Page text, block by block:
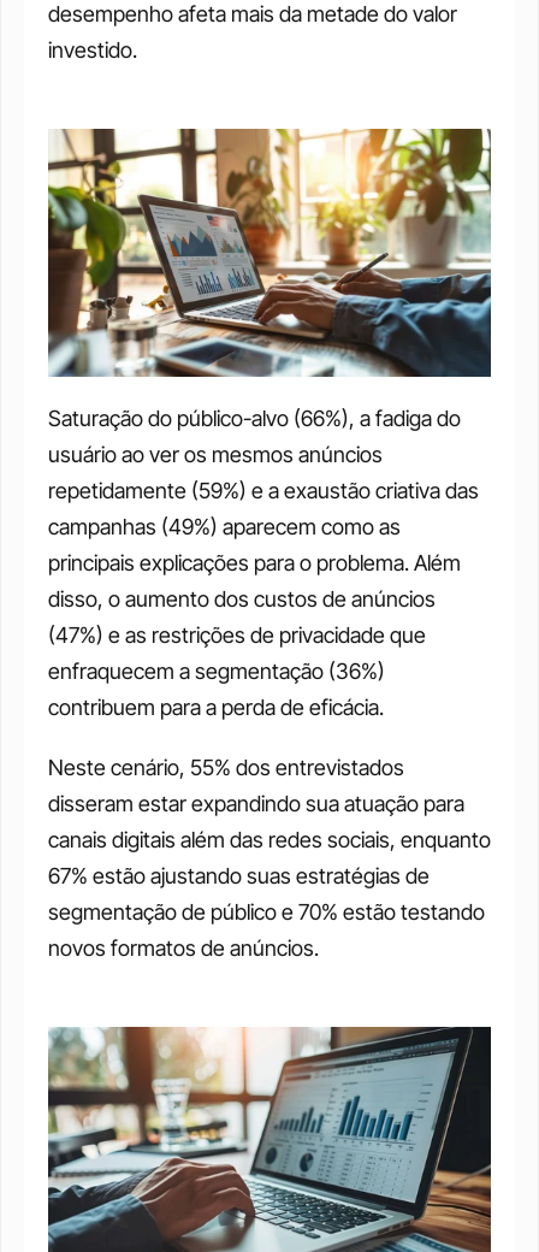
desempenho afeta mais da metade do valor
investido.
Saturação do público-alvo (66%), a fadiga do
usuário ao ver os mesmos anúncios
repetidamente (59%) e a exaustão criativa das
campanhas (49%) aparecem como as
principais explicações para o problema. Além
disso, o aumento dos custos de anúncios
(47%) e as restrições de privacidade que
enfraquecem a segmentação (36%)
contribuem para a perda de eficácia.
Neste cenário, 55% dos entrevistados
disseram estar expandindo sua atuação para
canais digitais além das redes sociais, enquanto
67% estão ajustando suas estratégias de
segmentação de público e 70% estão testando
novos formatos de anúncios.